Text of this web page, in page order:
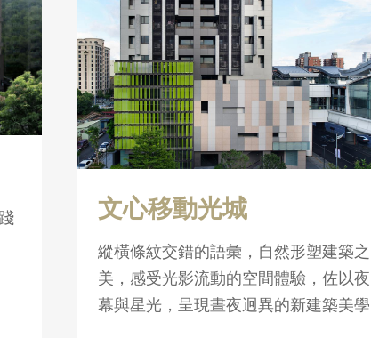
文心移動光城
縱橫條紋交錯的語彙，自然形塑建築之
美，感受光影流動的空間體驗，佐以夜
幕與星光，呈現晝夜迥異的新建築美學